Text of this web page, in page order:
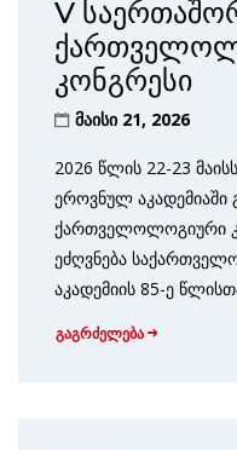
V
კონგრესი
მაისი 21, 2026
2026 წლის 22-23
ეროვნულ აკადემიაში
ქართველოლოგიური
ეძღვნება
აკადემიის 85-ე
გაგრძელება